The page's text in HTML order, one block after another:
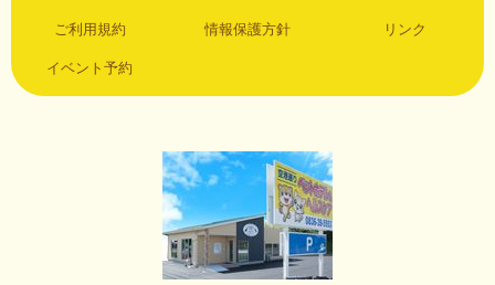
ご利用規約 情報保護方針 リンク
イベント予約